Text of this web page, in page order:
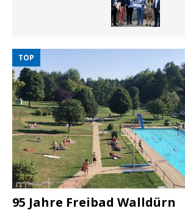
TOP
95 Jahre Freibad Walldürn